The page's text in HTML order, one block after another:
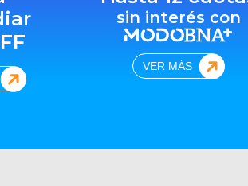
sin interés con
VER MÁS